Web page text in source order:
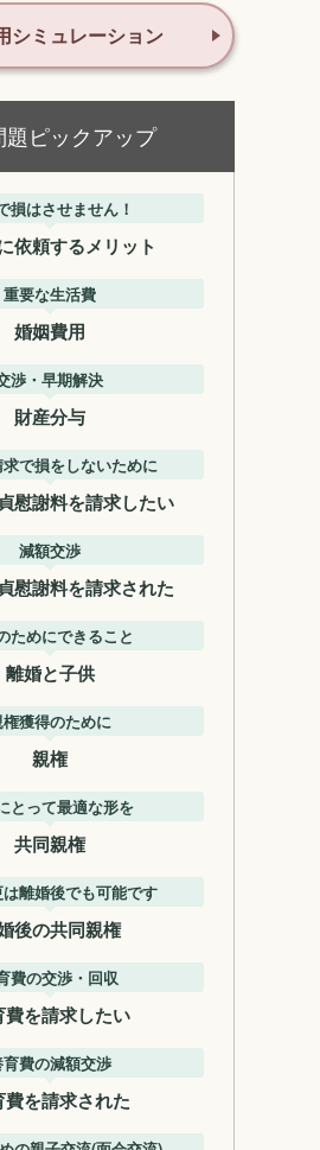
シミュレーション
題ピックアップ
損はさせません！
依頼するメリット
重要な生活費
婚姻費用
渉・早期解決
財産分与
で損をしないために
慰謝料を請求したい
減額交渉
慰謝料を請求された
ためにできること
離婚と子供
獲得のために
親権
とって最適な形を
共同親権
離婚後でも可能です
後の共同親権
費の交渉・回収
費を請求したい
費の減額交渉
費を請求された